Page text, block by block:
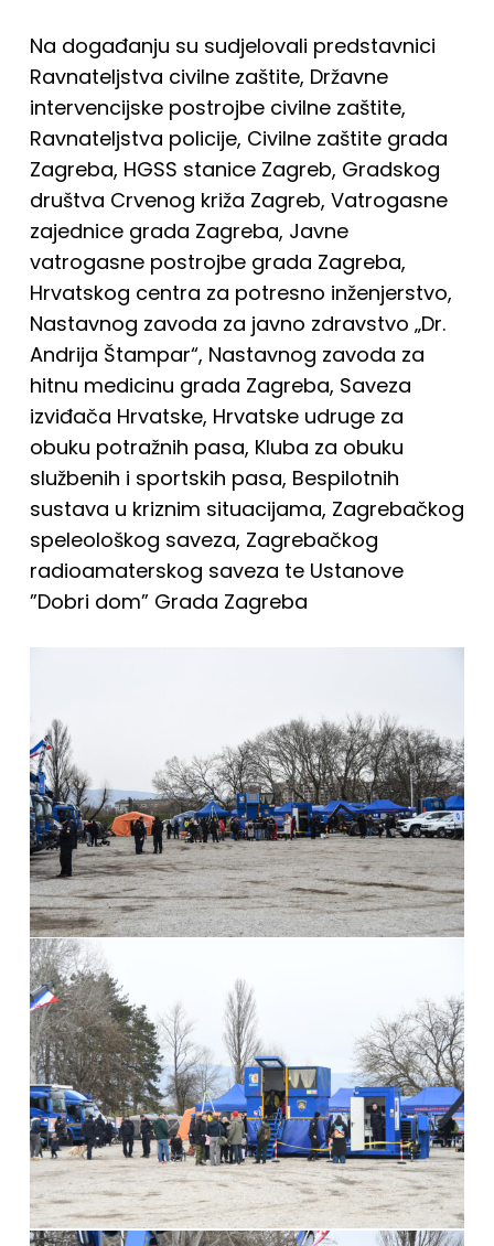
Na događanju su sudjelovali predstavnici
Ravnateljstva civilne zaštite, Državne
intervencijske postrojbe civilne zaštite,
Ravnateljstva policije, Civilne zaštite grada
Zagreba, HGSS stanice Zagreb, Gradskog
društva Crvenog križa Zagreb, Vatrogasne
zajednice grada Zagreba, Javne
vatrogasne postrojbe grada Zagreba,
Hrvatskog centra za potresno inženjerstvo,
Nastavnog zavoda za javno zdravstvo „Dr.
Andrija Štampar“, Nastavnog zavoda za
hitnu medicinu grada Zagreba, Saveza
izviđača Hrvatske, Hrvatske udruge za
obuku potražnih pasa, Kluba za obuku
službenih i sportskih pasa, Bespilotnih
sustava u kriznim situacijama, Zagrebačkog
speleološkog saveza, Zagrebačkog
radioamaterskog saveza te Ustanove
”Dobri dom” Grada Zagreba